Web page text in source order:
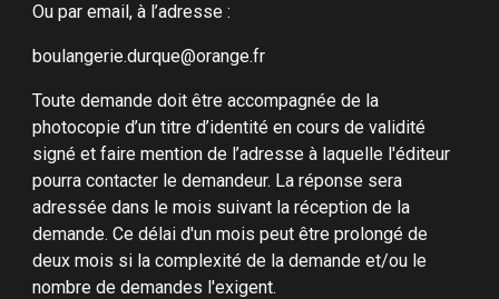
Ou par email, à l’adresse :
boulangerie.durque@orange.fr
Toute demande doit être accompagnée de la
photocopie d’un titre d’identité en cours de validité
signé et faire mention de l’adresse à laquelle l'éditeur
pourra contacter le demandeur. La réponse sera
adressée dans le mois suivant la réception de la
demande. Ce délai d'un mois peut être prolongé de
deux mois si la complexité de la demande et/ou le
nombre de demandes l'exigent.